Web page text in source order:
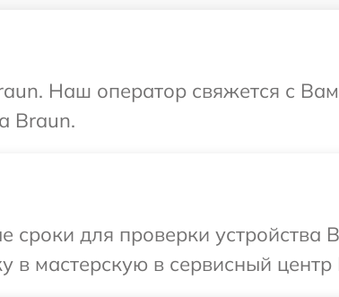
Наш оператор свяжется с
Braun.
сроки для проверки устройства
в мастерскую в сервисный центр